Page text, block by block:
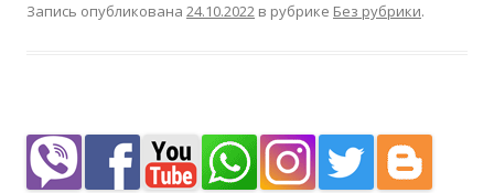
Запись опубликована 24.10.2022 в рубрике Без рубрики.